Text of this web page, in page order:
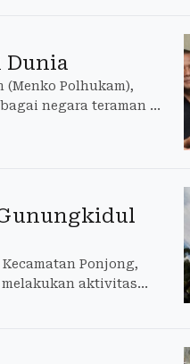
Dunia
Polhukam),
negara teraman di
Ponjong,
aktivitas
pada Hari Senin